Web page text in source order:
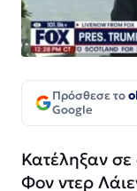
Πρόσθεσε το
Google
Κατέληξαν
Φον ντερ